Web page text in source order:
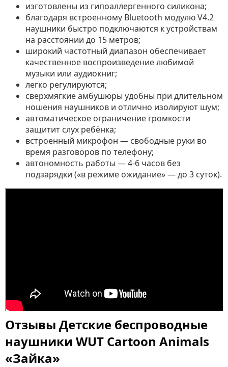
изготовлены из гипоаллергенного силикона;
благодаря встроенному Bluetooth модулю V4.2
наушники быстро подключаются к устройствам
на расстоянии до 15 метров;
широкий частотный диапазон обеспечивает
качественное воспроизведение любимой
музыки или аудиокниг;
легко регулируются;
сверхмягкие амбушюры удобны при длительном
ношения наушников и отлично изолируют шум;
автоматическое ограничение громкости
защитит слух ребёнка;
встроенный микрофон — свободные руки во
время разговоров по телефону;
автономность работы — 4-6 часов без
подзарядки («в режиме ожидание» — до 3 суток).
Отзывы Детские беспроводные
наушники WUT Cartoon Animals
«Зайка»